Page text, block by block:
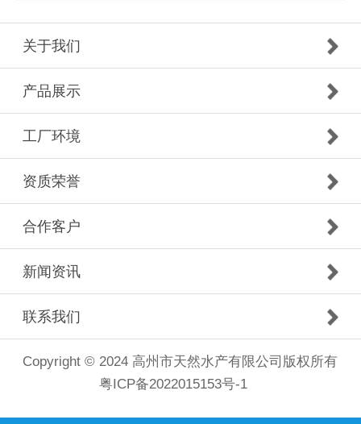
关于我们
产品展示
工厂环境
资质荣誉
合作客户
新闻资讯
联系我们
Copyright © 2024 高州市天然水产有限公司版权所有
粤ICP备2022015153号-1